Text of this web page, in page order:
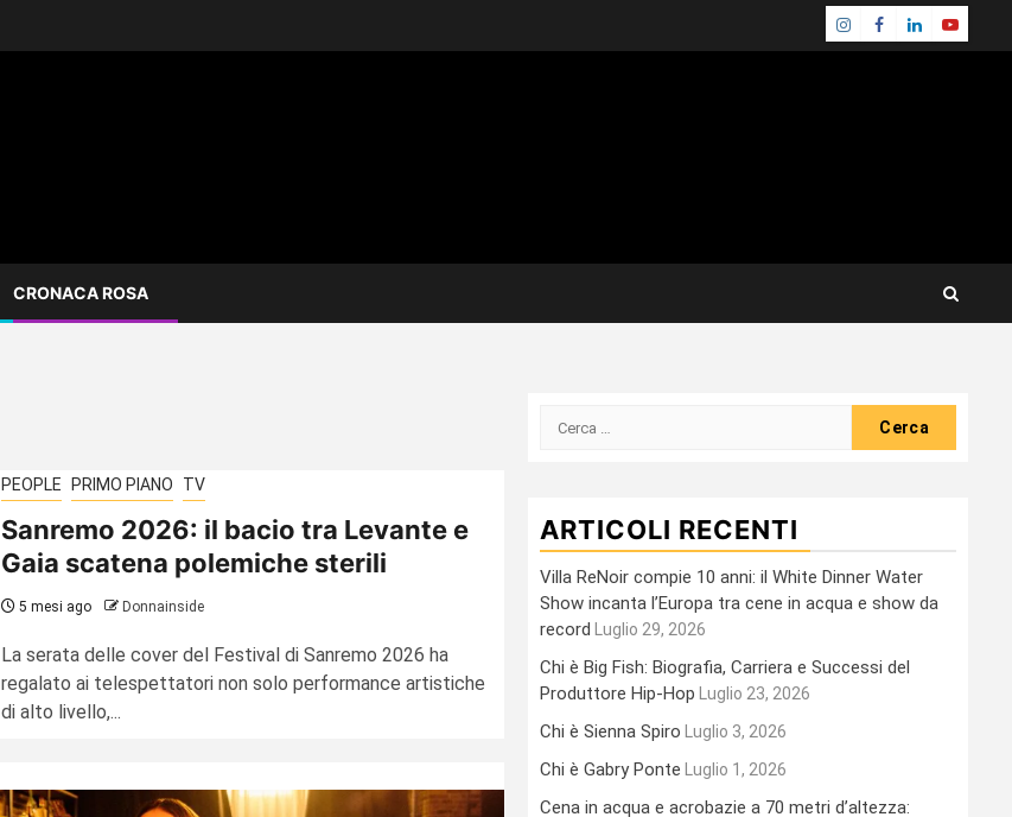
Instagram
Facebook
LinkedinYoutube
CRONACA ROSA
PEOPLE PRIMO PIANO TV
Sanremo 2026: il bacio tra Levante e
Gaia scatena polemiche sterili
5 mesi ago Donnainside
La serata delle cover del Festival di Sanremo 2026 ha
regalato ai telespettatori non solo performance artistiche
di alto livello,...
Ricerca
ARTICOLI RECENTI
Villa ReNoir compie 10 anni: il White Dinner Water
Show incanta l’Europa tra cene in acqua e show da
record
Luglio 29, 2026
Chi è Big Fish: Biografia, Carriera e Successi del
Produttore Hip-Hop
Luglio 23, 2026
Chi è Sienna Spiro Luglio 3, 2026
Chi è Gabry Ponte Luglio 1, 2026
Cena in acqua e acrobazie a 70 metri d’altezza: